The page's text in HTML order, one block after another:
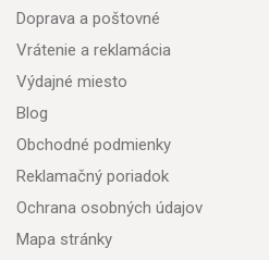
Doprava a poštovné
Vrátenie a reklamácia
Výdajné miesto
Blog
Obchodné podmienky
Reklamačný poriadok
Ochrana osobných údajov
Mapa stránky